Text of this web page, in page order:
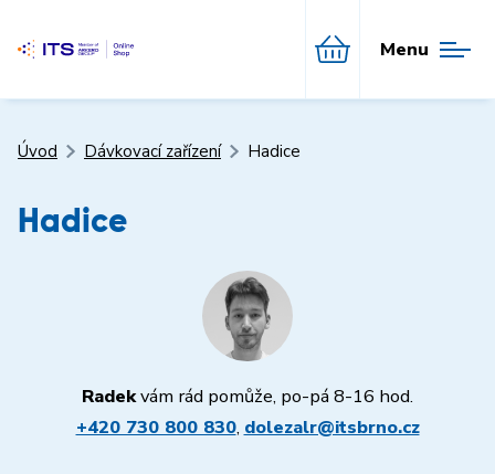
Menu
Úvod Dávkovací zařízení Hadice
Hadice
Radekvám rád pomůže, po-pá 8-16 hod.
+420 730 800 830, dolezalr@itsbrno.cz